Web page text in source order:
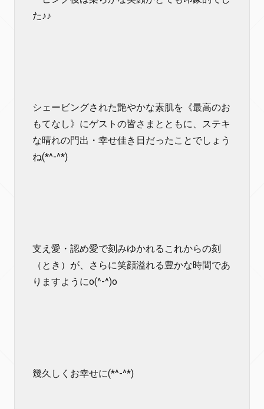
た♪♪
シェービングされた艶やかな素肌を《最高のお
もてなし》にゲストの皆さまとともに、ステキ
な晴れの門出・幸せ佳き日だったことでしょう
ね(*^-^*)
支え愛・認め愛で刻みゆかれるこれからの刻
（とき）が、さらに笑顔溢れる豊かな時間であ
りますようにo(^-^)o
幾久しくお幸せに(*^-^*)